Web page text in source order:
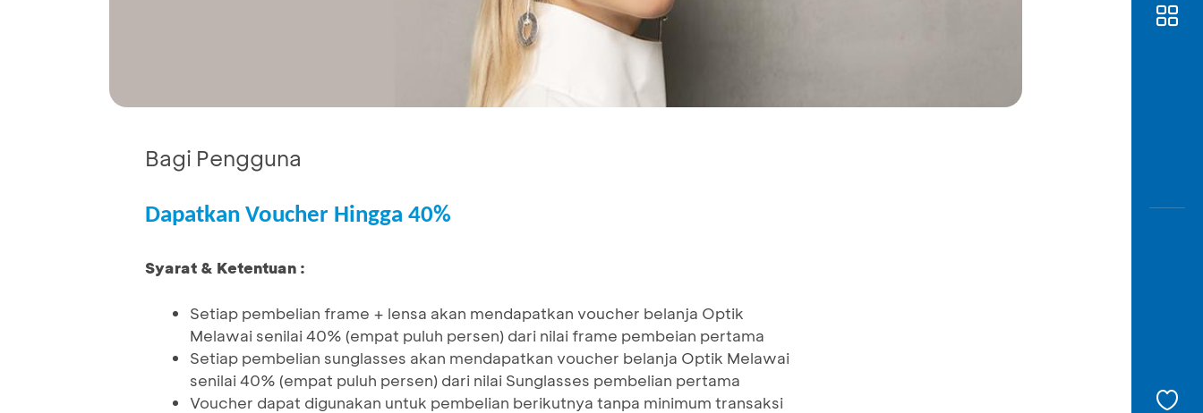
Bagi Pengguna
Dapatkan Voucher Hingga 40%
Syarat & Ketentuan :
Setiap pembelian frame + lensa akan mendapatkan voucher belanja Optik
Melawai senilai 40% (empat puluh persen) dari nilai frame pembeian pertama
Setiap pembelian sunglasses akan mendapatkan voucher belanja Optik Melawai
senilai 40% (empat puluh persen) dari nilai Sunglasses pembelian pertama
Voucher dapat digunakan untuk pembelian berikutnya tanpa minimum transaksi